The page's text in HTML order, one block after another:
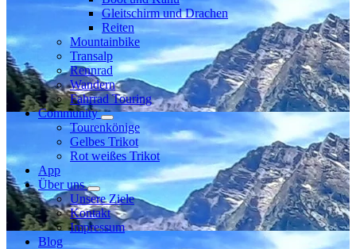
Gleitschirm und Drachen
Reiten
Mountainbike
Transalp
Rennrad
Wandern
Fahrrad Touring
Community
Tourenkönige
Gelbes Trikot
Rot weißes Trikot
App
Über uns
Unsere Ziele
Kontakt
Impressum
Blog